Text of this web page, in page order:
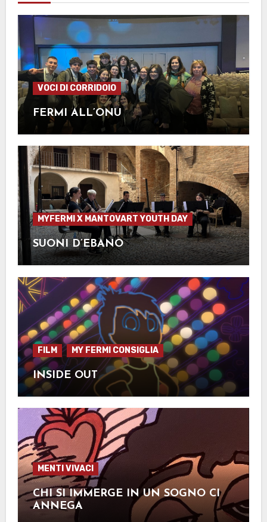
VOCI DI CORRIDOIO
FERMI ALL’ONU
MYFERMI X MANTOVART YOUTH DAY
SUONI D’EBANO
FILM MY FERMI CONSIGLIA
INSIDE OUT
MENTI VIVACI
CHI SI IMMERGE IN UN SOGNO CI
ANNEGA